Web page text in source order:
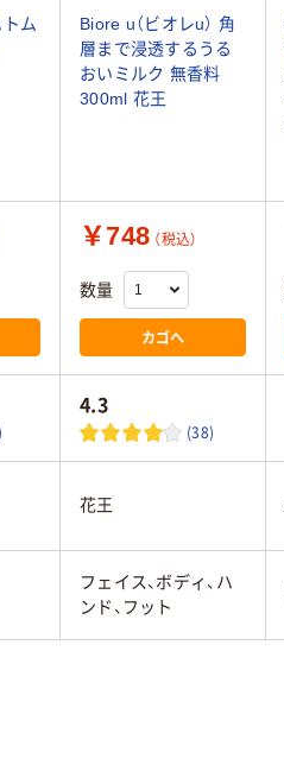
ム
Biore u（ビオレu） 角
層まで浸透するうる
おいミルク 無香料
300ml 花王
￥748 （税込）
数量
カゴへ
4.3
(38)
花王
フェイス、ボディ、ハ
ンド、フット